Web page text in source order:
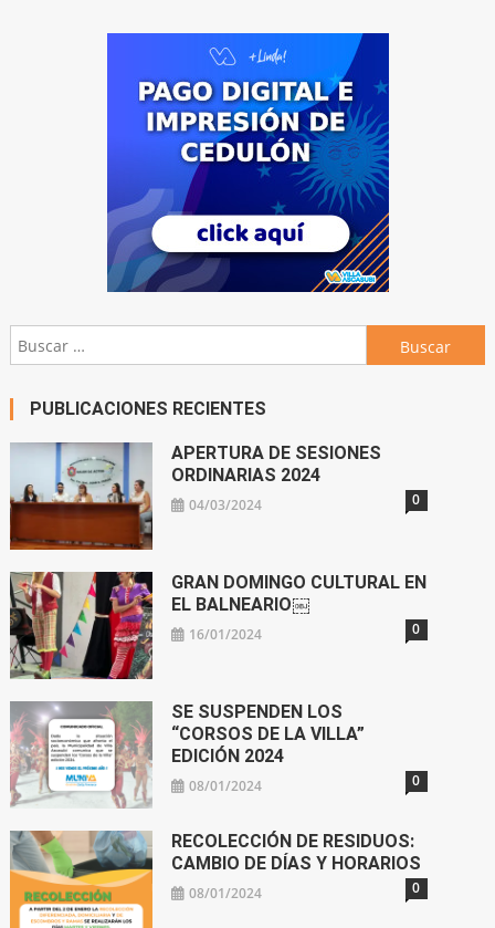
Buscar:
PUBLICACIONES RECIENTES
APERTURA DE SESIONES
ORDINARIAS 2024
04/03/2024 0
GRAN DOMINGO CULTURAL EN
EL BALNEARIO￼
16/01/2024 0
SE SUSPENDEN LOS
“CORSOS DE LA VILLA”
EDICIÓN 2024
08/01/2024 0
RECOLECCIÓN DE RESIDUOS:
CAMBIO DE DÍAS Y HORARIOS
08/01/2024 0